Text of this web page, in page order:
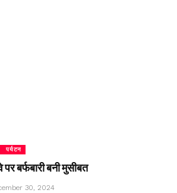
पर्यटन
पर बर्फबारी बनी मुसीबत
30, 2024